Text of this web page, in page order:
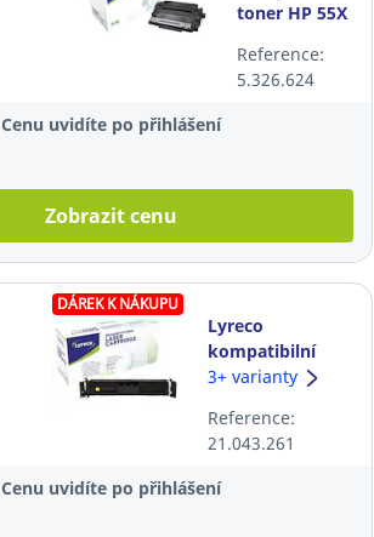
toner HP 55X
CRG724H
(3482B002),
Reference:
5.326.624
Cenu uvidíte po přihlášení
Zobrazit cenu
DÁREK K NÁKUPU
Lyreco
kompatibilní
toner HP
3+ varianty
Reference:
21.043.261
Cenu uvidíte po přihlášení